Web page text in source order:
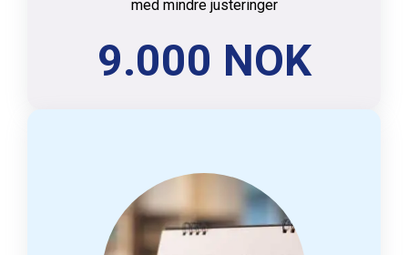
med mindre justeringer
9.000 NOK